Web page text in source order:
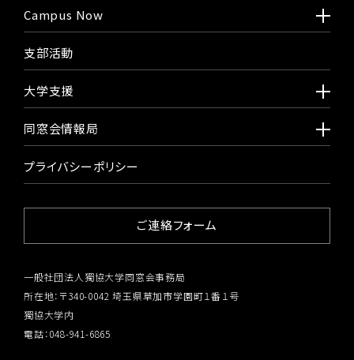
Campus Now
支部活動
大学支援
同窓会情報局
プライバシーポリシー
ご連絡フォーム
一般社団法人獨協大学同窓会事務局
所在地：〒340-0042 埼玉県草加市学園町１番１号
獨協大学内
電話：048-941-6865